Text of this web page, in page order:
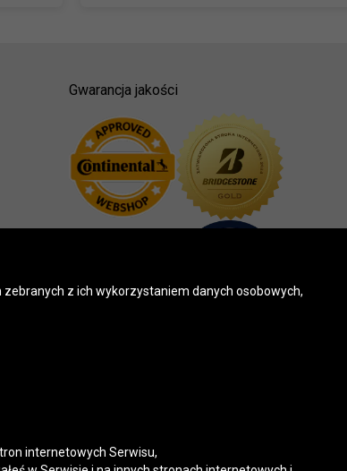
Gwarancja jakości
z ich wykorzystaniem danych osobowych,
internetowych Serwisu,